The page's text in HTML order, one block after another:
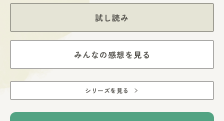
最後までラブとトラブルの連続の最終巻、いよいよスタート
試し読み
みんなの感想を見る
シリーズを見る